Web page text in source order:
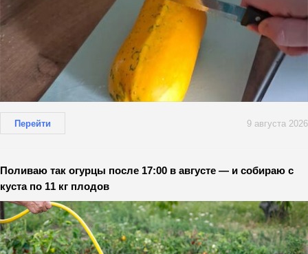
Перейти 9 августа 2026
Поливаю так огурцы после 17:00 в августе — и собираю с
куста по 11 кг плодов